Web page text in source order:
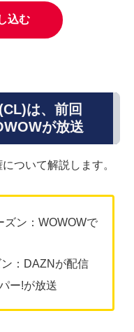
込む
は、前回
が放送
ついて解説します。
ズン：WOWOWで
：DAZNが配信
ー!が放送